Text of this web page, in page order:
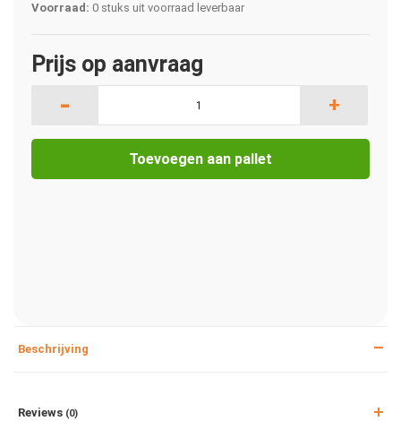
Voorraad: 0 stuks uit voorraad leverbaar
Prijs op aanvraag
- +
Toevoegen aan pallet
Beschrijving
Reviews (0)